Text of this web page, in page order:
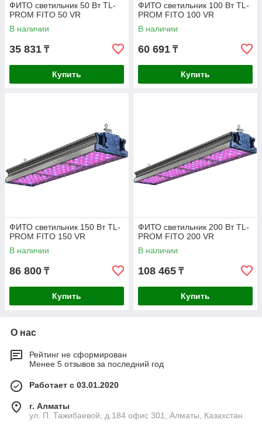
ФИТО светильник 50 Вт TL-
PROM FITO 50 VR
В наличии
35 831 ₸
Купить
ФИТО светильник 100 Вт TL-
PROM FITO 100 VR
В наличии
60 691 ₸
Купить
ФИТО светильник 150 Вт TL-
PROM FITO 150 VR
В наличии
86 800 ₸
Купить
ФИТО светильник 200 Вт TL-
PROM FITO 200 VR
В наличии
108 465 ₸
Купить
О нас
Рейтинг не сформирован
Менее 5 отзывов за последний год
Работает с 03.01.2020
г. Алматы
ул. П. Тажибаевой, д.184 офис 301, Алматы, Казахстан